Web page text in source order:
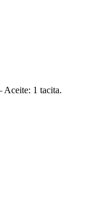
1 tacita.